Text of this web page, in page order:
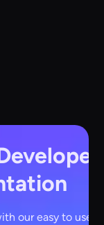
our easy to use